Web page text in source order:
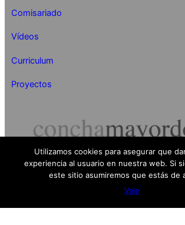
Comisariado
Vídeos
Curriculum
Proyectos
Concha Mayordomo 2024
Utilizamos cookies para asegurar que
experiencia al usuario en nuestra web. Si
este sitio asumiremos que estás de
Vale